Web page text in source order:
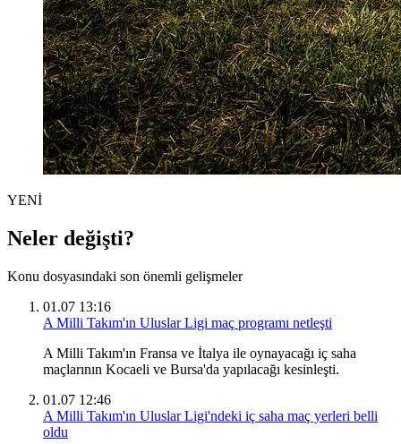
YENİ
Neler değişti?
Konu dosyasındaki son önemli gelişmeler
01.07 13:16
A Milli Takım'ın Uluslar Ligi maç programı netleşti
A Milli Takım'ın Fransa ve İtalya ile oynayacağı iç saha
maçlarının Kocaeli ve Bursa'da yapılacağı kesinleşti.
01.07 12:46
A Milli Takım'ın Uluslar Ligi'ndeki iç saha maç yerleri belli
oldu